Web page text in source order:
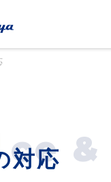
対応